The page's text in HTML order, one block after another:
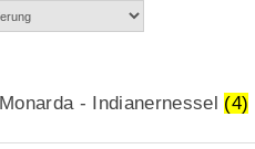
Monarda - Indianernessel (4)